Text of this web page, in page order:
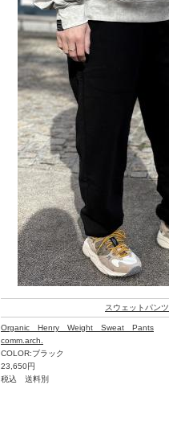
スウェットパンツ
Organic Henry Weight Sweat Pants
comm.arch.
COLOR:ブラック
23,650円
税込 送料別